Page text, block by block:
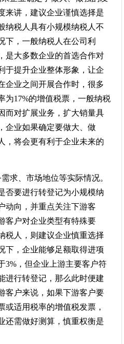
来讲，建议企业谨慎选择是
纳税人具有小规模纳税人不
下，一般纳税人在公司利
是大多数企业的首选合作对
于提升企业整体形象，让企
企业之间开展合作时，很多
为17%的增值税票，一般纳税
而对扩展业务，扩大销量具
企业如果确定要做大、做
，将会更有利于企业未来的
求、市场地位等实际情况。
否要进行转登记为小规模纳
动向，并重点关注下游客
客户对企业类型有特殊要
税人，则建议企业慎重选择
下，企业能够足额取得进项
3%，但企业上游主要客户符
进行转登记，那么此时便建
客户来说，如果下游客户要
或适用税率的增值税发票，
还需做好测算，慎重权衡是